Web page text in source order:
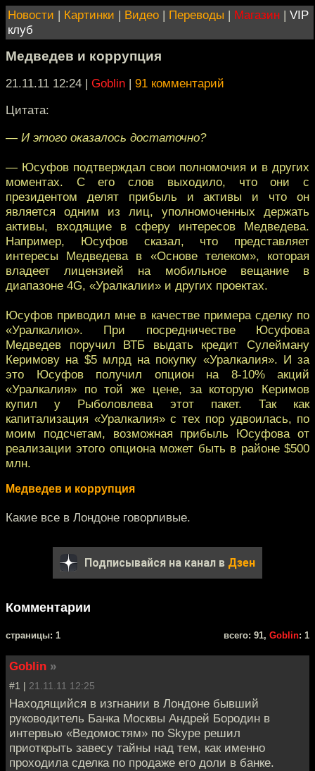
Новости | Картинки | Видео | Переводы | Магазин | VIP
клуб
Медведев и коррупция
21.11.11 12:24 | Goblin | 91 комментарий
Цитата:
— И этого оказалось достаточно?
— Юсуфов подтверждал свои полномочия и в других
моментах. С его слов выходило, что они с
президентом делят прибыль и активы и что он
является одним из лиц, уполномоченных держать
активы, входящие в сферу интересов Медведева.
Например, Юсуфов сказал, что представляет
интересы Медведева в «Основе телеком», которая
владеет лицензией на мобильное вещание в
диапазоне 4G, «Уралкалии» и других проектах.
Юсуфов приводил мне в качестве примера сделку по
«Уралкалию». При посредничестве Юсуфова
Медведев поручил ВТБ выдать кредит Сулейману
Керимову на $5 млрд на покупку «Уралкалия». И за
это Юсуфов получил опцион на 8-10% акций
«Уралкалия» по той же цене, за которую Керимов
купил у Рыболовлева этот пакет. Так как
капитализация «Уралкалия» с тех пор удвоилась, по
моим подсчетам, возможная прибыль Юсуфова от
реализации этого опциона может быть в районе $500
млн.
Медведев и коррупция
Какие все в Лондоне говорливые.
Подписывайся на канал в Дзен
Комментарии
cтраницы: 1 всего: 91, Goblin: 1
Goblin »
#1 | 21.11.11 12:25
Находящийся в изгнании в Лондоне бывший
руководитель Банка Москвы Андрей Бородин в
интервью «Ведомостям» по Skype решил
приоткрыть завесу тайны над тем, как именно
проходила сделка по продаже его доли в банке.